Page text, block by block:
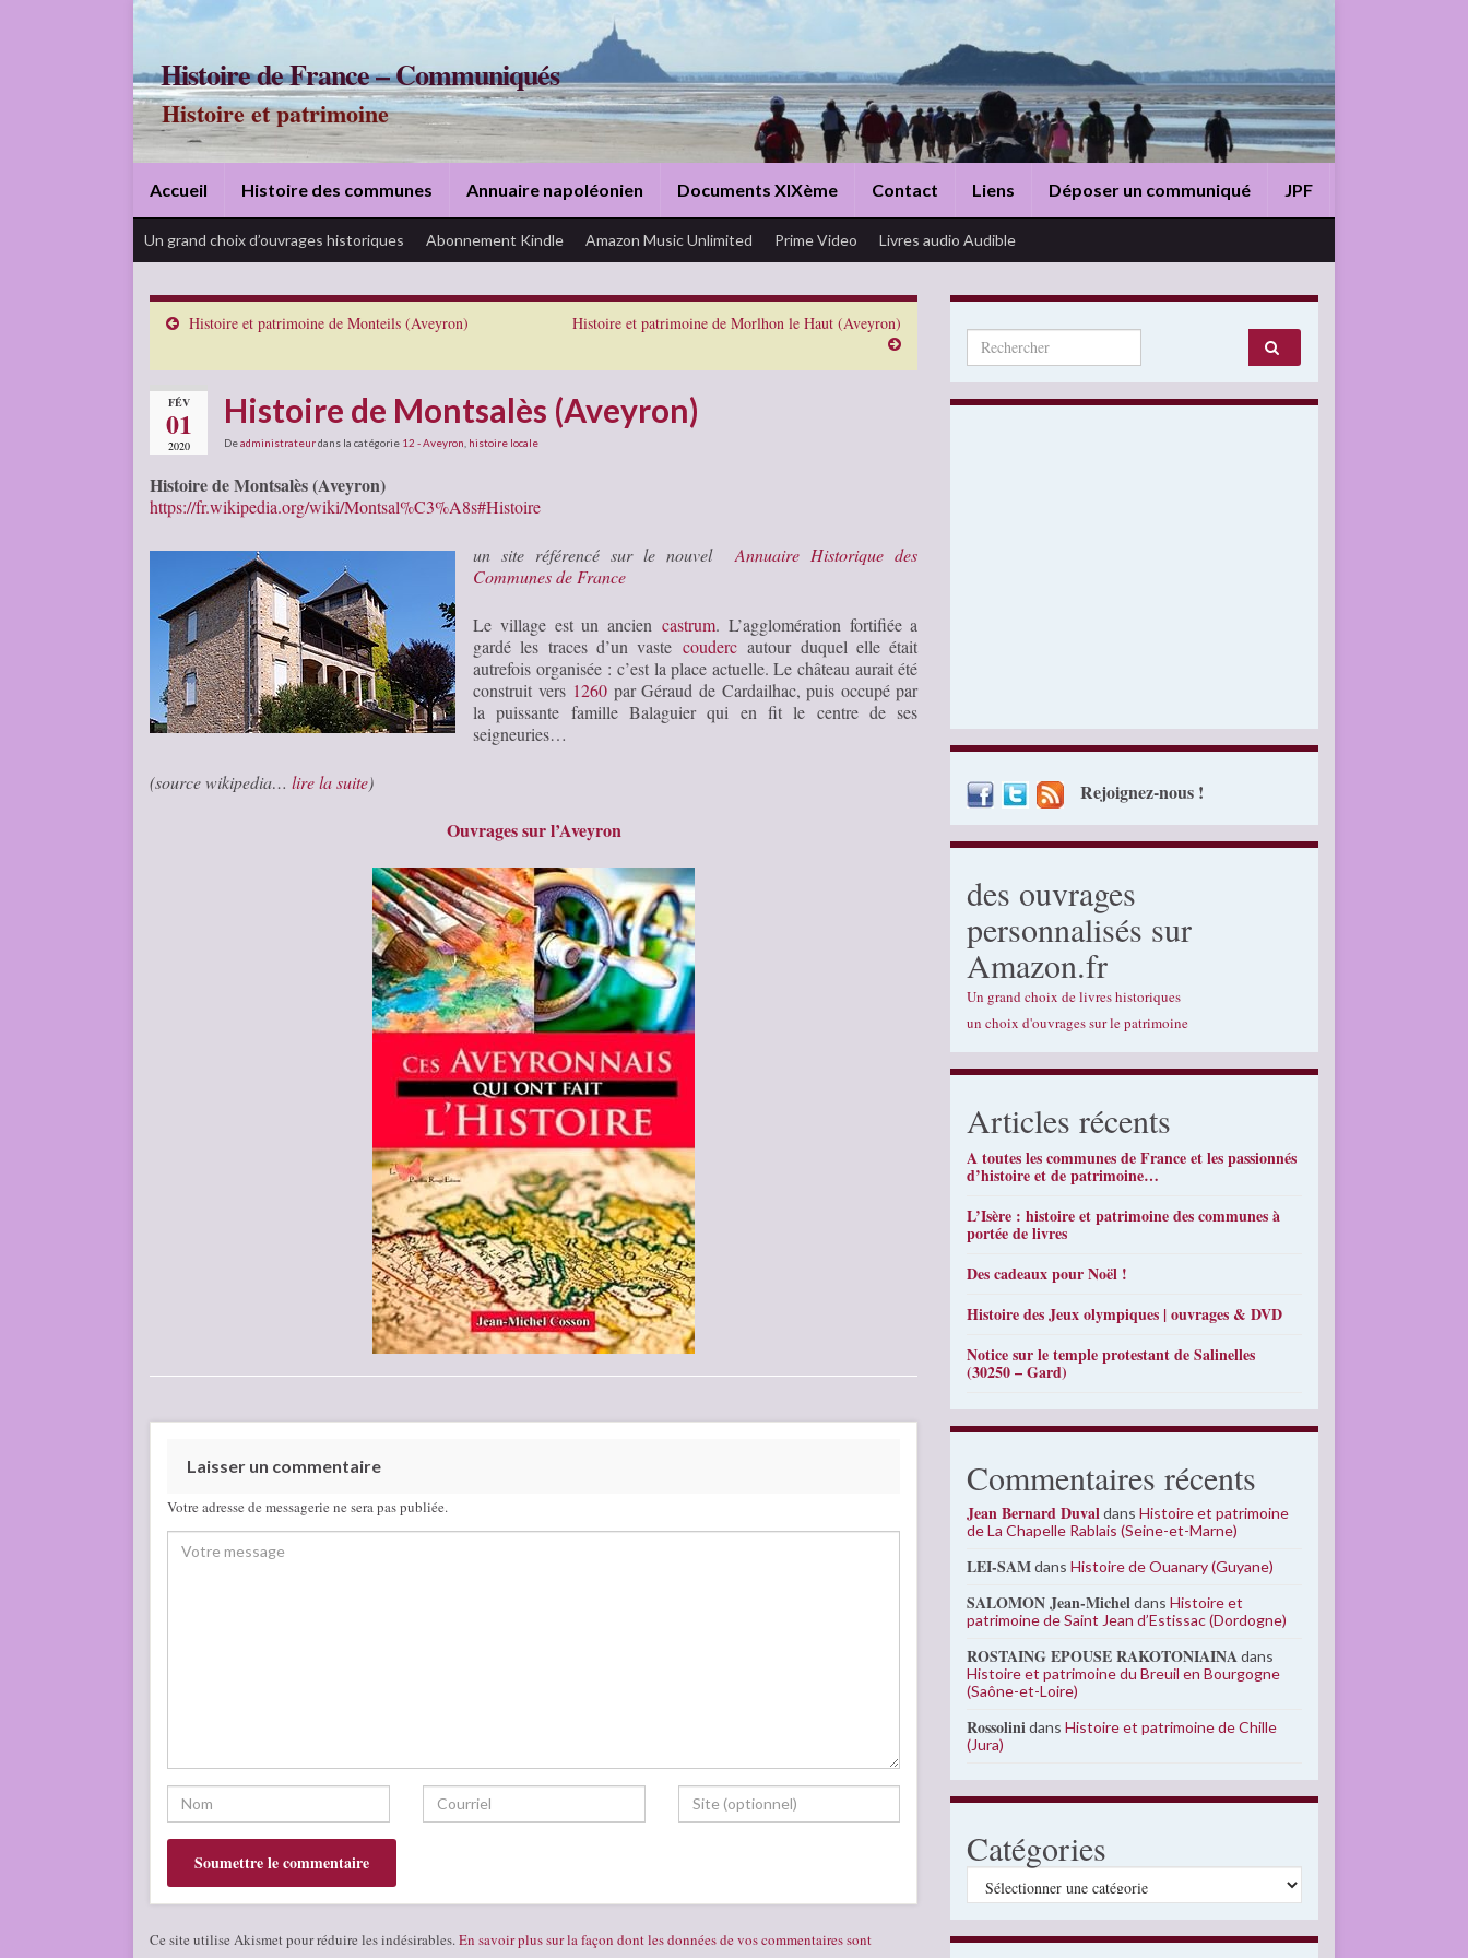
Histoire de France – Communiqués
Histoire et patrimoine
Accueil Histoire des communes Annuaire napoléonien Documents XIXème Contact Liens Déposer un communiqué JPF
Un grand choix d’ouvrages historiques Abonnement Kindle Amazon Music Unlimited Prime Video Livres audio Audible
Histoire et patrimoine de Monteils (Aveyron) Histoire et patrimoine de Morlhon le Haut (Aveyron)
FÉV
01
2020
Histoire de Montsalès (Aveyron)
Deadministrateurdans la catégorie 12 - Aveyron histoire locale
Histoire de Montsalès (Aveyron)
https://fr.wikipedia.org/wiki/Montsal%C3%A8s#Histoire
un site référencé sur le nouvelAnnuaire Historique des
Communes de France
Le village est un ancien castrum. L’agglomération fortifiée a
gardé les traces d’un vaste coudercautour duquel elle était
autrefois organisée : c’est la place actuelle. Le château aurait été
construit vers 1260 par Géraud de Cardailhac, puis occupé par
la puissante famille Balaguier qui en fit le centre de ses
seigneuries…
(source wikipedia… lire la suite)
Ouvrages sur l’Aveyron
Laisser un commentaire
Votre adresse de messagerie ne sera pas publiée.
Ce site utilise Akismet pour réduire les indésirables. En savoir plus sur la façon dont les données de vos commentaires sont
Search for:
Rejoignez-nous !
des ouvrages
personnalisés sur
Amazon.fr
Un grand choix de livres historiques
un choix d'ouvrages sur le patrimoine
Articles récents
A toutes les communes de France et les passionnés
d’histoire et de patrimoine…
L’Isère : histoire et patrimoine des communes à
portée de livres
Des cadeaux pour Noël !
Histoire des Jeux olympiques | ouvrages & DVD
Notice sur le temple protestant de Salinelles
(30250 – Gard)
Commentaires récents
Jean Bernard DuvaldansHistoire et patrimoine
de La Chapelle Rablais (Seine-et-Marne)
LEI-SAMdansHistoire de Ouanary (Guyane)
SALOMON Jean-MicheldansHistoire et
patrimoine de Saint Jean d’Estissac (Dordogne)
ROSTAING EPOUSE RAKOTONIAINAdans
Histoire et patrimoine du Breuil en Bourgogne
(Saône-et-Loire)
RossolinidansHistoire et patrimoine de Chille
(Jura)
Catégories
Catégories